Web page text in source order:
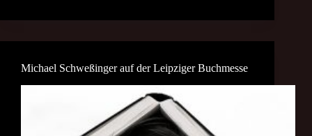
Michael Schweßinger auf der Leipziger Buchmesse